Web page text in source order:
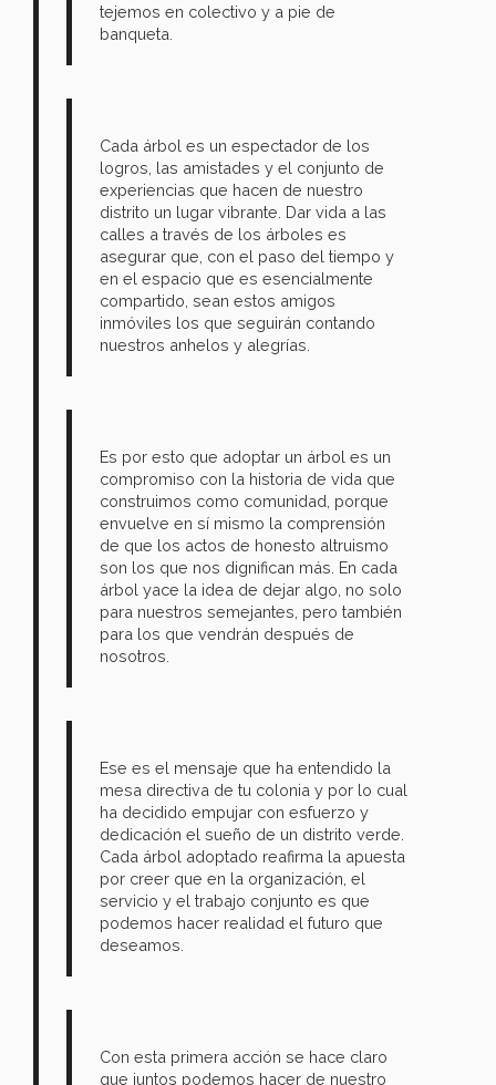
tejemos en colectivo y a pie de
banqueta.
Cada árbol es un espectador de los
logros, las amistades y el conjunto de
experiencias que hacen de nuestro
distrito un lugar vibrante. Dar vida a las
calles a través de los árboles es
asegurar que, con el paso del tiempo y
en el espacio que es esencialmente
compartido, sean estos amigos
inmóviles los que seguirán contando
nuestros anhelos y alegrías.
Es por esto que adoptar un árbol es un
compromiso con la historia de vida que
construimos como comunidad, porque
envuelve en sí mismo la comprensión
de que los actos de honesto altruismo
son los que nos dignifican más. En cada
árbol yace la idea de dejar algo, no solo
para nuestros semejantes, pero también
para los que vendrán después de
nosotros.
Ese es el mensaje que ha entendido la
mesa directiva de tu colonia y por lo cual
ha decidido empujar con esfuerzo y
dedicación el sueño de un distrito verde.
Cada árbol adoptado reafirma la apuesta
por creer que en la organización, el
servicio y el trabajo conjunto es que
podemos hacer realidad el futuro que
deseamos.
Con esta primera acción se hace claro
que juntos podemos hacer de nuestro